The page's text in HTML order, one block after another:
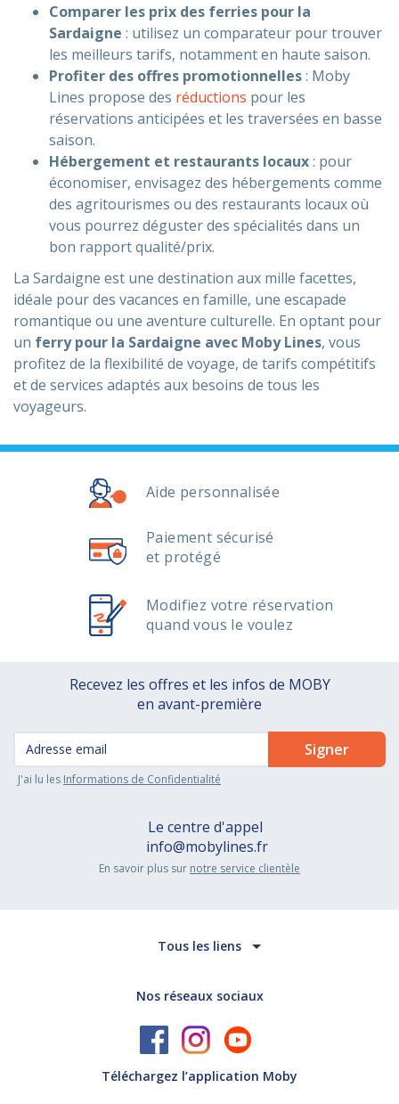
Comparer les prix des ferries pour la
Sardaigne : utilisez un comparateur pour trouver
les meilleurs tarifs, notamment en haute saison.
Profiter des offres promotionnelles: Moby
Lines propose des réductions pour les
réservations anticipées et les traversées en basse
saison.
Hébergement et restaurants locaux: pour
économiser, envisagez des hébergements comme
des agritourismes ou des restaurants locaux où
vous pourrez déguster des spécialités dans un
bon rapport qualité/prix.
La Sardaigne est une destination aux mille facettes,
idéale pour des vacances en famille, une escapade
romantique ou une aventure culturelle. En optant pour
un ferry pour la Sardaigne avec Moby Lines, vous
profitez de la flexibilité de voyage, de tarifs compétitifs
et de services adaptés aux besoins de tous les
voyageurs.
Aide personnalisée
Paiement sécurisé
et protégé
Modifiez votre réservation
quand vous le voulez
Recevez les offres et les infos de MOBY
en avant-première
J'ai lu les Informations de Confidentialité
Le centre d'appel
info@mobylines.fr
En savoir plus sur notre service clientèle
Tous les liens
Nos réseaux sociaux
Téléchargez l’application Moby